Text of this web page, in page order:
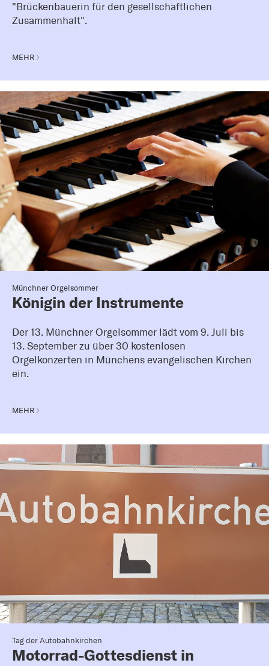
"Brückenbauerin für den gesellschaftlichen
Zusammenhalt".
MEHR
Münchner Orgelsommer
Königin der Instrumente
Der 13. Münchner Orgelsommer lädt vom 9. Juli bis
13. September zu über 30 kostenlosen
Orgelkonzerten in Münchens evangelischen Kirchen
ein.
MEHR
Tag der Autobahnkirchen
Motorrad-Gottesdienst in